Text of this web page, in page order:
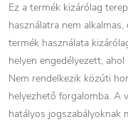
Ez a termék kizárólag
használatra nem
termék használata
helyen engedélyezett,
Nem rendelkezik közúti
helyezhető forgalomba. A
hatályos jogszabályoknak